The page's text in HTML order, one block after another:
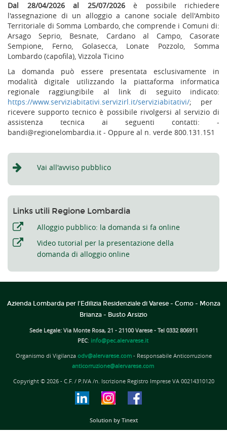
Dal 28/04/2026 al 25/07/2026
è possibile richiedere
l'assegnazione di un alloggio a canone sociale dell'Ambito
Territoriale di Somma Lombardo, che comprende i Comuni di:
Arsago Seprio, Besnate, Cardano al Campo, Casorate
Sempione, Ferno, Golasecca, Lonate Pozzolo, Somma
Lombardo (capofila), Vizzola Ticino
La domanda può essere presentata esclusivamente in
modalità digitale utilizzando la piattaforma informatica
regionale raggiungibile al link di seguito indicato:
https://www.serviziabitativi.servizirl.it/serviziabitativi/; per
ricevere supporto tecnico è possibile rivolgersi al servizio di
assistenza tecnica ai seguenti contatti: -
bandi@regionelombardia.it - Oppure al n. verde 800.131.151
Vai all'avviso pubblico
Links utili Regione Lombardia
Alloggio pubblico: la domanda si fa online
Video tutorial per la presentazione della
domanda di alloggio online
Azienda Lombarda per l'Edilizia Residenziale di Varese - Como - Monza
Brianza - Busto Arsizio
Sede Legale: Via Monte Rosa, 21 - 21100 Varese - Tel 0332 806911
PEC: info@pec.alervarese.it
Organismo di Vigilanza odv@alervarese.com- Responsabile Anticorruzione
anticorruzione@alervarese.com
Copyright © 2026 - C.F. / P.IVA /n. Iscrizione Registro Imprese VA 00214310120
Solution by Tinext